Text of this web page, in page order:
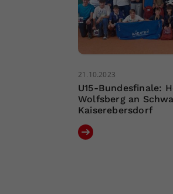
21.10.2023
U15-Bundesfinale:
Wolfsberg an
Kaiserebersdorf